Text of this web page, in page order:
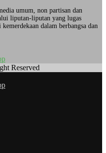
umum, non partisan dan
liputan-liputan yang lugas
dalam berbangsa dan
Reserved